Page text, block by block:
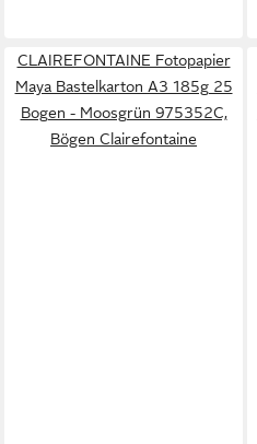
CLAIREFONTAINE Fotopapier
Maya Bastelkarton A3 185g 25
Bogen - Moosgrün 975352C,
Bögen Clairefontaine